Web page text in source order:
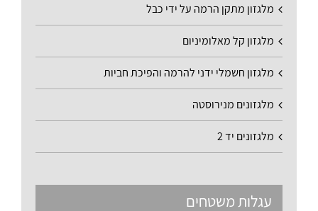
מלגזון מתקן הרמה על ידי כבל
מלגזון קל מאלומיניום
מלגזון חשמלי ידני להרמה והפיכת חביות
מלגזונים מנירוסטה
מלגזונים יד 2
עגלות משטחים